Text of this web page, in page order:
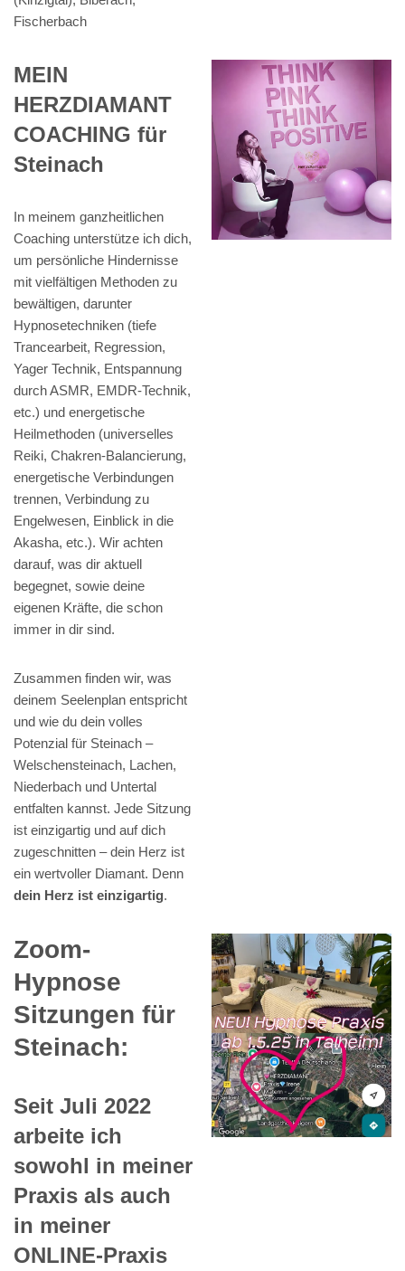
Fischerbach
MEIN
HERZDIAMANT
COACHING für
Steinach
In meinem ganzheitlichen
Coaching unterstütze ich dich,
um persönliche Hindernisse
mit vielfältigen Methoden zu
bewältigen, darunter
Hypnosetechniken (tiefe
Trancearbeit, Regression,
Yager Technik, Entspannung
durch ASMR, EMDR-Technik,
etc.) und energetische
Heilmethoden (universelles
Reiki, Chakren-Balancierung,
energetische Verbindungen
trennen, Verbindung zu
Engelwesen, Einblick in die
Akasha, etc.). Wir achten
darauf, was dir aktuell
begegnet, sowie deine
eigenen Kräfte, die schon
immer in dir sind.
Zusammen finden wir, was
deinem Seelenplan entspricht
und wie du dein volles
Potenzial für Steinach –
Welschensteinach, Lachen,
Niederbach und Untertal
entfalten kannst. Jede Sitzung
ist einzigartig und auf dich
zugeschnitten – dein Herz ist
ein wertvoller Diamant. Denn
dein Herz ist einzigartig.
Zoom-
Hypnose
Sitzungen für
Steinach:
Seit Juli 2022
arbeite ich
sowohl in meiner
Praxis als auch
in meiner
ONLINE-Praxis